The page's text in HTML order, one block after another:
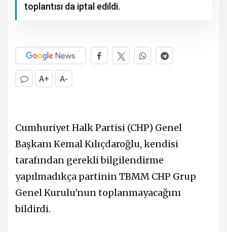
toplantısı da iptal edildi.
A+ A-
Cumhuriyet Halk Partisi (CHP) Genel
Başkanı Kemal Kılıçdaroğlu, kendisi
tarafından gerekli bilgilendirme
yapılmadıkça partinin TBMM CHP Grup
Genel Kurulu'nun toplanmayacağını
bildirdi.